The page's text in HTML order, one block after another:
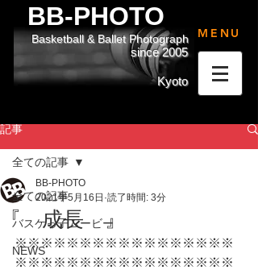
BB-PHOTO
since 2005
Basketball & Ballet Photograph
Kyoto
MENU
記事
全ての記事
バスケっ子ムービー
NEWS
全ての記事
『 成長 』
BB-PHOTO
2021年5月16日 読了時間: 3分
※※※※※※※※※※※※※※※※※
※※※※※※※※※※※※※※※※※